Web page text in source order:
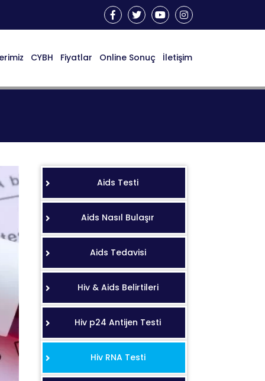
CYBH Fiyatlar Online Sonuç İletişim
Aids Testi
Aids Nasıl Bulaşır
Aids Tedavisi
Hiv & Aids Belirtileri
Hiv p24 Antijen Testi
Hiv RNA Testi